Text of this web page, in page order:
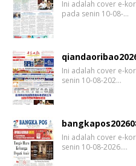
Ini adalah cover e-
pada senin 10-08-…
Ini adalah cover e-
senin 10-08-202…
Ini adalah cover e-
senin 10-08-2026.…